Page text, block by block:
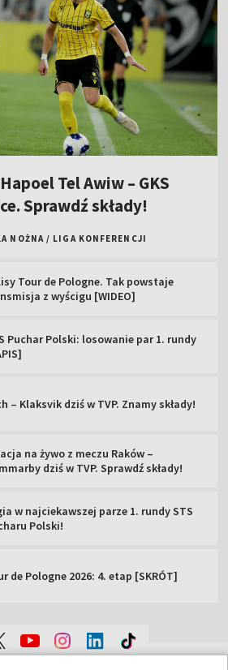
Tel Awiw – GKS
Sprawdź składy!
NOŻNA / LIGA KONFERENCJI
Tour de Pologne. Tak powstaje
z wyścigu [WIDEO]
Puchar Polski: losowanie par 1. rundy
– Klaksvik dziś w TVP. Znamy składy!
na żywo z meczu Raków –
dziś w TVP. Sprawdź składy!
w najciekawszej parze 1. rundy STS
Polski!
de Pologne 2026: 4. etap [SKRÓT]